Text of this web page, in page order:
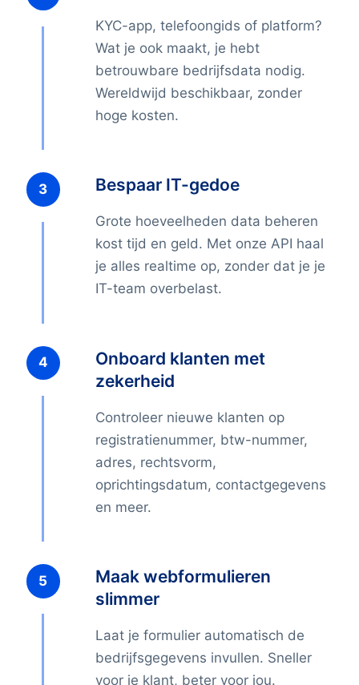
KYC-app, telefoongids of platform?
Wat je ook maakt, je hebt
betrouwbare bedrijfsdata nodig.
Wereldwijd beschikbaar, zonder
hoge kosten.
Bespaar IT-gedoe
Grote hoeveelheden data beheren
kost tijd en geld. Met onze API haal
je alles realtime op, zonder dat je je
IT-team overbelast.
Onboard klanten met
zekerheid
Controleer nieuwe klanten op
registratienummer, btw-nummer,
adres, rechtsvorm,
oprichtingsdatum, contactgegevens
en meer.
Maak webformulieren
slimmer
Laat je formulier automatisch de
bedrijfsgegevens invullen. Sneller
voor je klant, beter voor jou.